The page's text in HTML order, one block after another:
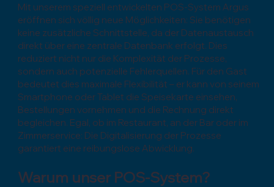
Mit unserem speziell entwickelten POS-System Argus
eröffnen sich völlig neue Möglichkeiten: Sie benötigen
keine zusätzliche Schnittstelle, da der Datenaustausch
direkt über eine zentrale Datenbank erfolgt. Dies
reduziert nicht nur die Komplexität der Prozesse,
sondern auch potenzielle Fehlerquellen. Für den Gast
bedeutet dies maximale Flexibilität – er kann von seinem
Smartphone oder Tablet die Speisekarte einsehen,
Bestellungen vornehmen und die Rechnung direkt
begleichen. Egal, ob im Restaurant, an der Bar oder im
Zimmerservice: Die Digitalisierung der Prozesse
garantiert eine reibungslose Abwicklung.
Warum unser POS-System?